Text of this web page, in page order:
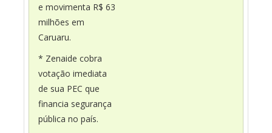
e movimenta R$ 63
milhões em
Caruaru.
* Zenaide cobra
votação imediata
de sua PEC que
financia segurança
pública no país.